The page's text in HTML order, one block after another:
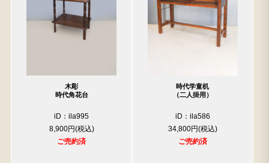
木彫
時代角花台
iD：ila995
8,900円
ご売約済
時代学童机
（二人掛用）
iD：ila586
34,800円
ご売約済